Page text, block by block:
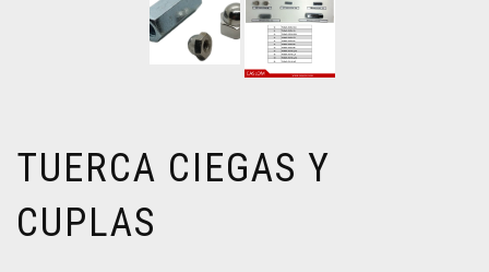
TUERCA CIEGAS Y
CUPLAS